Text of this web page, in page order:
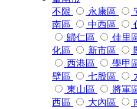
不限
永康區
南區
中西區
歸仁區
佳里
化區
新市區
西港區
學甲
壁區
七股區
東山區
將軍
西區
大內區